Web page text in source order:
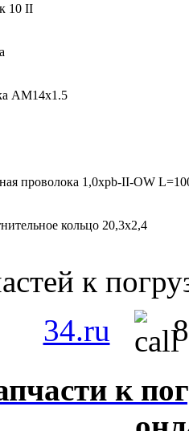
10 II
AM14x1.5
проволока 1,0xpb-II-OW
кольцо 20,3x2,4
к
34.ru
к